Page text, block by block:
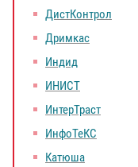
ДистКонтрол
Дримкас
Индид
ИНИСТ
ИнтерТраст
ИнфоТеКС
Катюша